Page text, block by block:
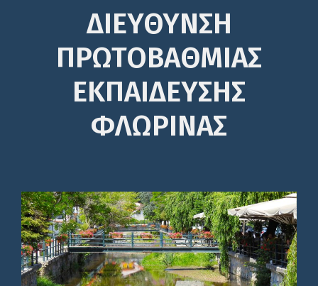
ΔΙΕΎΘΥΝΣΗ
ΠΡΩΤΟΒΆΘΜΙΑΣ
ΕΚΠΑΊΔΕΥΣΗΣ
ΦΛΩΡΙΝΑΣ